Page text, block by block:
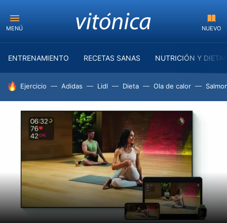
MENÚ NUEVO
ENTRENAMIENTO RECETAS SANAS NUTRICIÓN Y
HOY SE HABLA DE
Ejercicio Adidas Lidl Dieta Ola de calor